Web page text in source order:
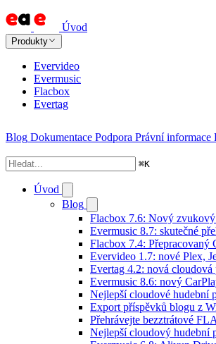
Úvod
Produkty
Evervideo
Evermusic
Flacbox
Evertag
Blog Dokumentace Podpora Právní informace
⌘K
Úvod
Blog
Flacbox 7.6: Nový
Evermusic 8.7: skutečné
Flacbox 7.4: Přepracovaný
Evervideo 1.7: nové Plex,
Evertag 4.2: nová
Evermusic 8.6: nový
Nejlepší cloudové hudební
Export příspěvků blogu z
Přehrávejte bezztrátové
Nejlepší cloudový hudební